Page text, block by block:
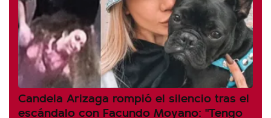
Candela Arizaga rompió el silencio tras el
escándalo con Facundo Moyano: "Tengo